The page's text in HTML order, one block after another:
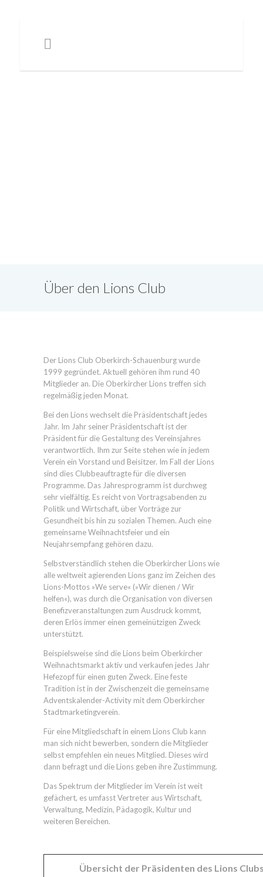
Über den Lions Club
Der Lions Club Oberkirch-Schauenburg wurde
1999 gegründet. Aktuell gehören ihm rund 40
Mitglieder an. Die Oberkircher Lions treffen sich
regelmäßig jeden Monat.
Bei den Lions wechselt die Präsidentschaft jedes
Jahr. Im Jahr seiner Präsidentschaft ist der
Präsident für die Gestaltung des Vereinsjahres
verantwortlich. Ihm zur Seite stehen wie in jedem
Verein ein Vorstand und Beisitzer. Im Fall der Lions
sind dies Clubbeauftragte für die diversen
Programme. Das Jahresprogramm ist durchweg
sehr vielfältig. Es reicht von Vortragsabenden zu
Politik und Wirtschaft, über Vorträge zur
Gesundheit bis hin zu sozialen Themen. Auch eine
gemeinsame Weihnachtsfeier und ein
Neujahrsempfang gehören dazu.
Selbstverständlich stehen die Oberkircher Lions wie
alle weltweit agierenden Lions ganz im Zeichen des
Lions-Mottos »We serve« (»Wir dienen / Wir
helfen«), was durch die Organisation von diversen
Benefizveranstaltungen zum Ausdruck kommt,
deren Erlös immer einen gemeinützigen Zweck
unterstützt.
Beispielsweise sind die Lions beim Oberkircher
Weihnachtsmarkt aktiv und verkaufen jedes Jahr
Hefezopf für einen guten Zweck. Eine feste
Tradition ist in der Zwischenzeit die gemeinsame
Adventskalender-Activity mit dem Oberkircher
Stadtmarketingverein.
Für eine Mitgliedschaft in einem Lions Club kann
man sich nicht bewerben, sondern die Mitglieder
selbst empfehlen ein neues Mitglied. Dieses wird
dann befragt und die Lions geben ihre Zustimmung.
Das Spektrum der Mitglieder im Verein ist weit
gefächert, es umfasst Vertreter aus Wirtschaft,
Verwaltung, Medizin, Pädagogik, Kultur und
weiteren Bereichen.
Übersicht der Präsidenten des Lions